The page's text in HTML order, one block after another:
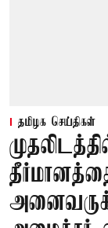
தமிழக செய்திகள்